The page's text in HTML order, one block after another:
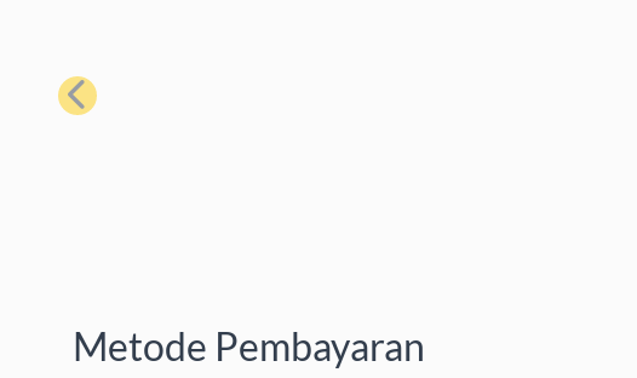
Sebelumnya
Metode Pembayaran